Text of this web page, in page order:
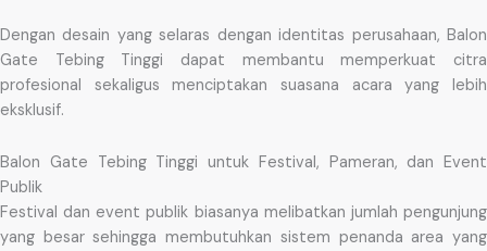
Dengan desain yang selaras dengan identitas perusahaan, Balon
Gate Tebing Tinggi dapat membantu memperkuat citra
profesional sekaligus menciptakan suasana acara yang lebih
eksklusif.
Balon Gate Tebing Tinggi untuk Festival, Pameran, dan Event
Publik
Festival dan event publik biasanya melibatkan jumlah pengunjung
yang besar sehingga membutuhkan sistem penanda area yang